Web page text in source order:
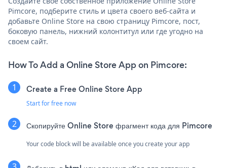
Pimcore, подберите стиль и цвета своего веб-сайта и
добавьте Online Store на свою страницу Pimcore, пост,
боковую панель, нижний колонтитул или где угодно на
своем сайт.
How To Add a Online Store App on Pimcore:
Create a Free Online Store App
Start for free now
Скопируйте Online Store фрагмент кода для Pimcore
Your code block will be available once you create your app